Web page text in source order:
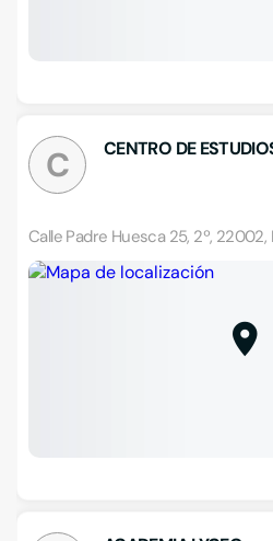
C CENTRO DE
Calle Padre Huesca 25, 2º,